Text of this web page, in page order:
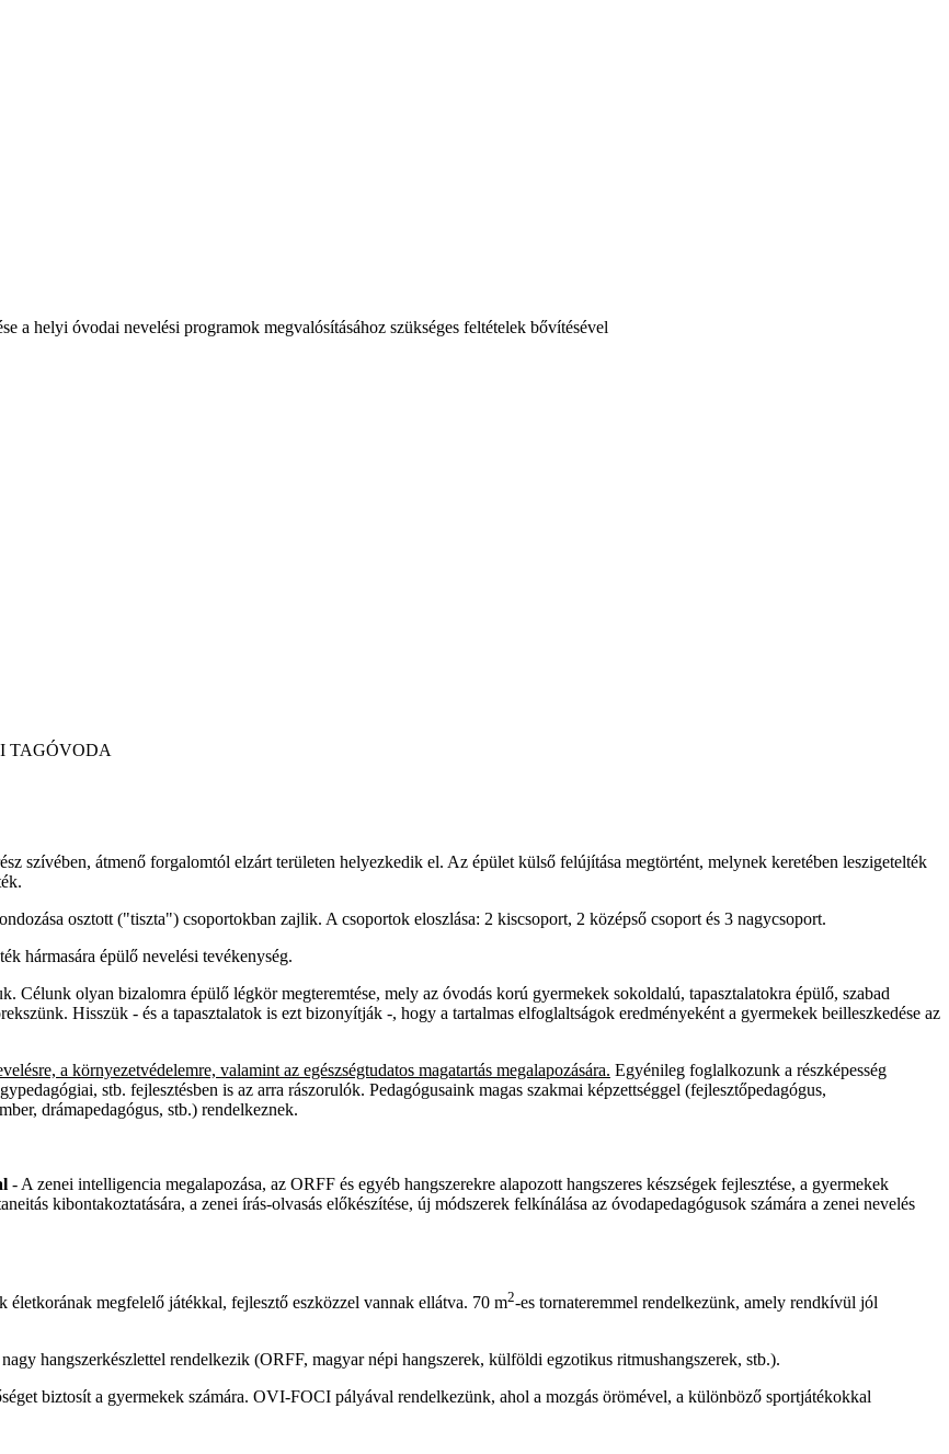
a helyi óvodai nevelési programok megvalósításához szükséges feltételek bővítésével
szívében, átmenő forgalomtól elzárt területen helyezkedik el. Az épület külső felújítása megtörtént, melynek keretében leszigetelték
osztott ("tiszta") csoportokban zajlik. A csoportok eloszlása: 2 kiscsoport, 2 középső csoport és 3 nagycsoport.
hármasára épülő nevelési tevékenység.
Célunk olyan bizalomra épülő légkör megteremtése, mely az óvodás korú gyermekek sokoldalú, tapasztalatokra épülő, szabad
Hisszük - és a tapasztalatok is ezt bizonyítják -, hogy a tartalmas elfoglaltságok eredményeként a gyermekek beilleszkedése az
a környezetvédelemre, valamint az egészségtudatos magatartás megalapozására. Egyénileg foglalkozunk a részképesség
stb. fejlesztésben is az arra rászorulók. Pedagógusaink magas szakmai képzettséggel (fejlesztőpedagógus,
drámapedagógus, stb.) rendelkeznek.
- A zenei intelligencia megalapozása, az ORFF és egyéb hangszerekre alapozott hangszeres készségek fejlesztése, a gyermekek
kibontakoztatására, a zenei írás-olvasás előkészítése, új módszerek felkínálása az óvodapedagógusok számára a zenei nevelés
megfelelő játékkal, fejlesztő eszközzel vannak ellátva. 70 m2-es tornateremmel rendelkezünk, amely rendkívül jól
hangszerkészlettel rendelkezik (ORFF, magyar népi hangszerek, külföldi egzotikus ritmushangszerek, stb.).
biztosít a gyermekek számára. OVI-FOCI pályával rendelkezünk, ahol a mozgás örömével, a különböző sportjátékokkal